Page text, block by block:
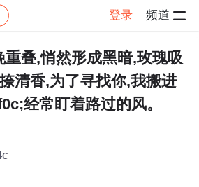
登录 频道
感慨 帖子详情
叠,悄然形成黑暗,玫瑰吸
清香,为了寻找你,我搬进
经常盯着路过的风。